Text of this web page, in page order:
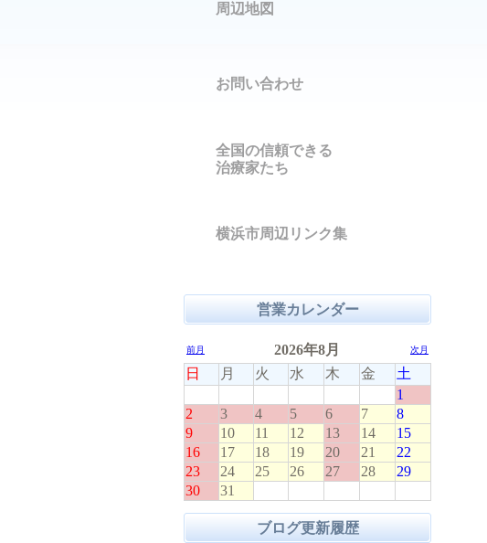
周辺地図
お問い合わせ
全国の信頼できる
治療家たち
横浜市周辺リンク集
営業カレンダー
ブログ更新履歴